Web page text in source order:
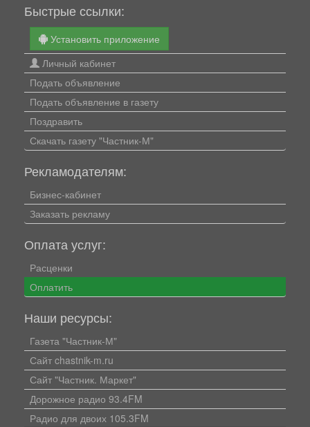
Быстрые ссылки:
Установить приложение
Личный кабинет
Подать объявление
Подать объявление в газету
Поздравить
Скачать газету "Частник-М"
Рекламодателям:
Бизнес-кабинет
Заказать рекламу
Оплата услуг:
Расценки
Оплатить
Наши ресурсы:
Газета "Частник-М"
Сайт chastnik-m.ru
Сайт "Частник. Маркет"
Дорожное радио 93.4FM
Радио для двоих 105.3FM